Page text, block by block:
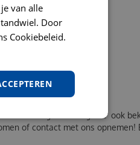
groot 450 gram" ook
of contact met ons opnemen!
van alle
Door
Cookiebeleid.